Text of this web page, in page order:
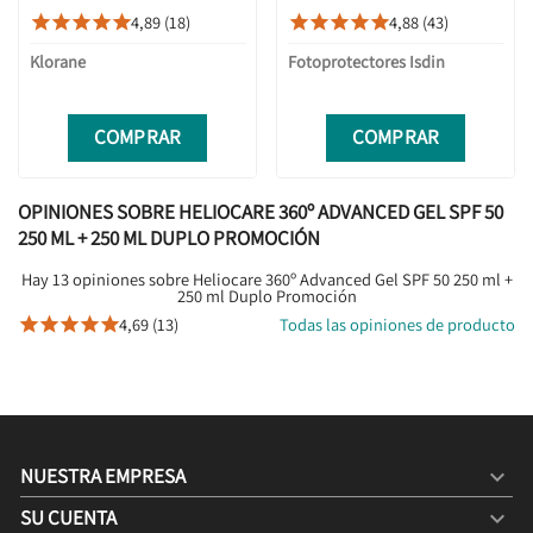
SPF30 BIO 200 ML + CHAMPÚ
DUCHA 75ML
4,89 (18)
Klorane
COMPRAR
PEDIATRICS 50 WET
SKIN 250 ML + 250 ML
DUPLO PROMOCIÓN
4,88 (43)
Fotoprotectores Isdin
COMPRAR
OPINIONES SOBRE HELIOCARE 360º ADVANCED GEL SPF 50
250 ML + 250 ML DUPLO PROMOCIÓN
Hay 13 opiniones sobre Heliocare 360º Advanced Gel SPF 50 250 ml +
250 ml Duplo Promoción
4,69 (13) Todas las opiniones de producto
NUESTRA EMPRESA 
SU CUENTA 